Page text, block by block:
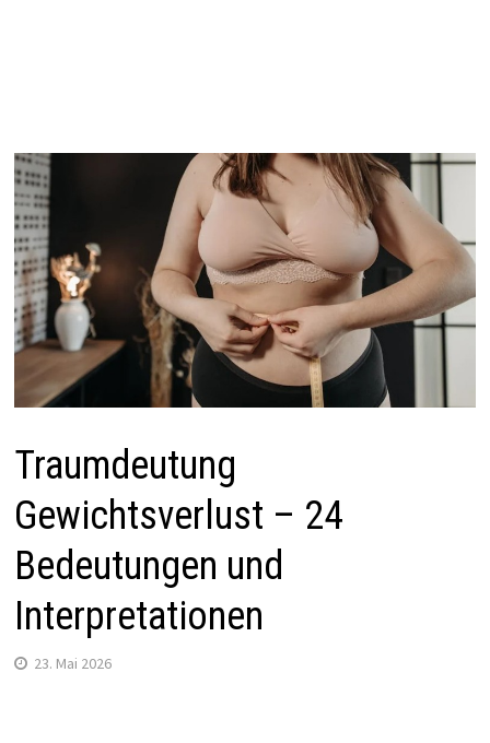
Traumdeutung
Gewichtsverlust – 24
Bedeutungen und
Interpretationen
23. Mai 2026